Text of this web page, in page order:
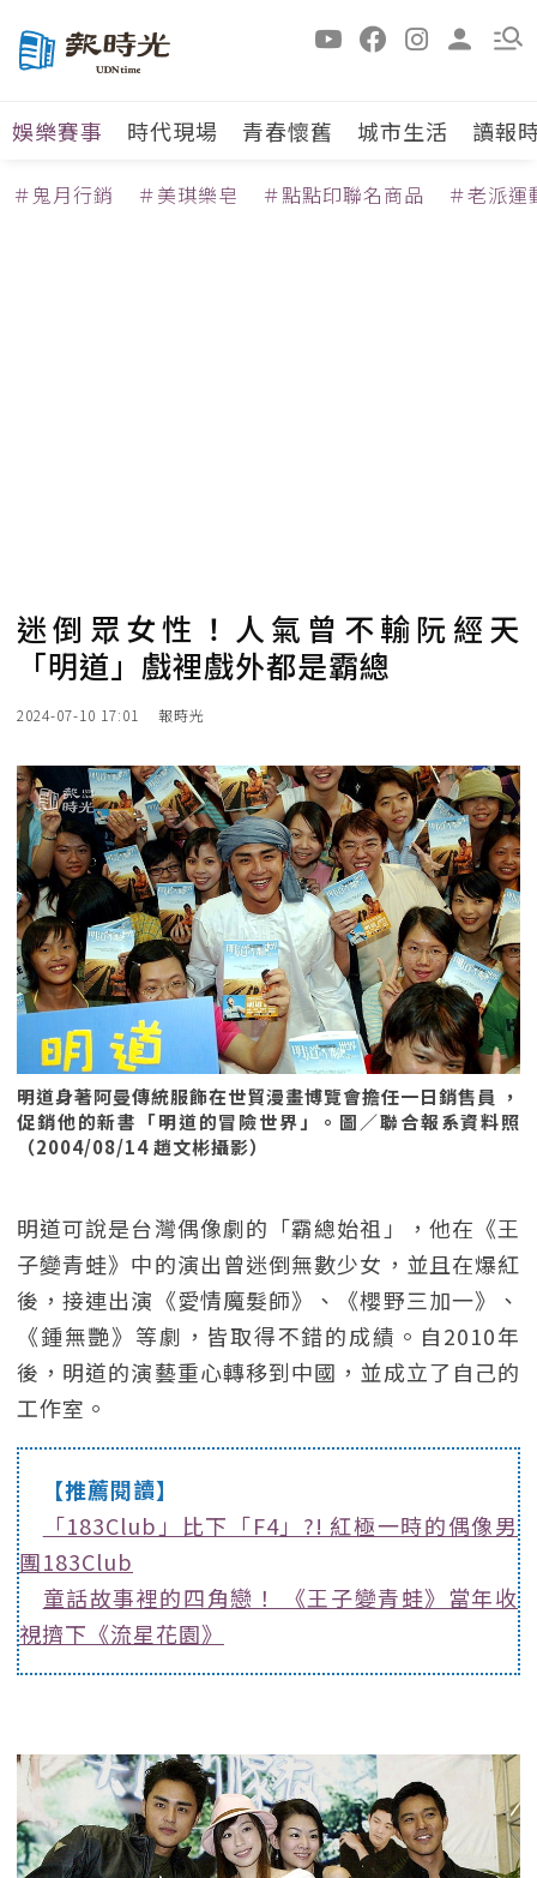
娛樂賽事 時代現場 青春懷舊 城市生活 讀報
＃鬼月行銷 ＃美琪樂皂 ＃點點印聯名商品 ＃老派運
迷倒眾女性！人氣曾不輸阮經天
「明道」戲裡戲外都是霸總
2024-07-10 17:01 報時光
明道身著阿曼傳統服飾在世貿漫畫博覽會擔任一日銷售員 ，
促銷他的新書「明道的冒險世界」。圖／聯合報系資料照
（2004/08/14 趙文彬攝影）
明道可說是台灣偶像劇的「霸總始祖」，他在《王
子變青蛙》中的演出曾迷倒無數少女，並且在爆紅
後，接連出演《愛情魔髮師》、《櫻野三加一》、
《鍾無艷》等劇，皆取得不錯的成績。自2010年
後，明道的演藝重心轉移到中國，並成立了自己的
工作室。
【推薦閱讀】
「183Club」比下「F4」?! 紅極一時的偶像男
團183Club
童話故事裡的四角戀！ 《王子變青蛙》當年收
視擠下《流星花園》